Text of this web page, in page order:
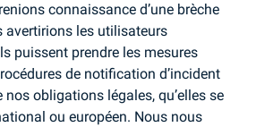
connaissance d’une brèche
avertirions les utilisateurs
puissent prendre les mesures
de notification d’incident
obligations légales, qu’elles se
ou européen. Nous nous